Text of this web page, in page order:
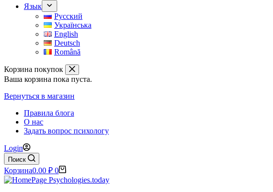
Язык
Русский
Українська
English
Deutsch
Română
Корзина покупок
Ваша корзина пока пуста.
Вернуться в магазин
Правила блога
О нас
Задать вопрос психологу
Login
Поиск
Корзина0.00 ₽ 0